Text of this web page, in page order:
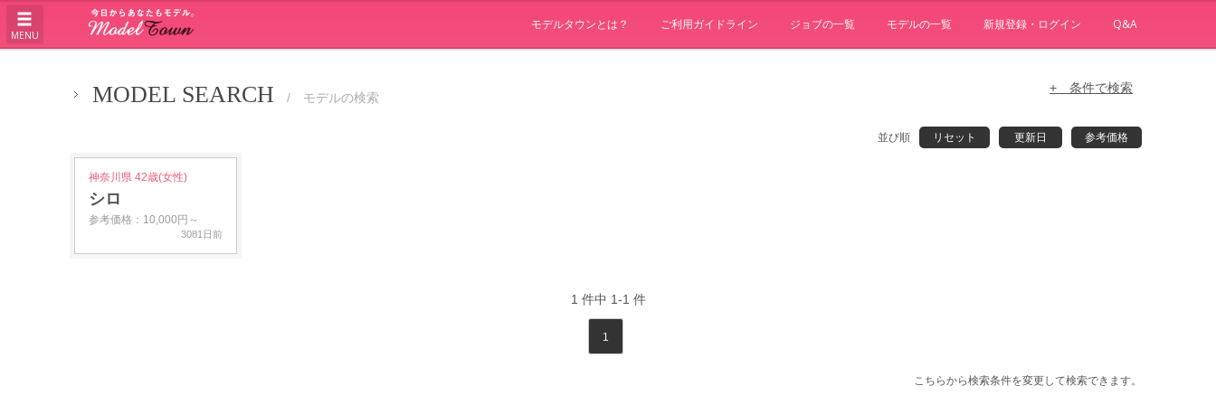
MENU
モデルタウンとは？ ご利用ガイドライン ジョブの一覧 モデルの一覧 新規登録・ログイン Q&A
MODEL SEARCH / モデルの検索
+ 条件で検索
並び順 リセット 更新日 参考価格
神奈川県 42歳(女性)
シロ
参考価格：10,000円～
3081日前
1 件中 1-1 件
1
こちらから検索条件を変更して検索できます。